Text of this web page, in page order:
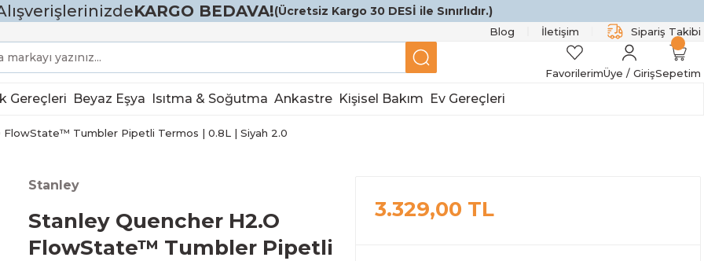
KARGO BEDAVA!(Ücretsiz Kargo 30 DESİ ile Sınırlıdır.)
Blog İletişim Sipariş Takibi
FavorilerimÜye / GirişSepetim
Gereçleri Beyaz Eşya Isıtma & Soğutma Ankastre Kişisel Bakım Ev Gereçleri
FlowState™ Tumbler Pipetli Termos | 0.8L | Siyah 2.0
Stanley
Stanley Quencher H2.O
FlowState™ Tumbler Pipetli
3.329,00 TL